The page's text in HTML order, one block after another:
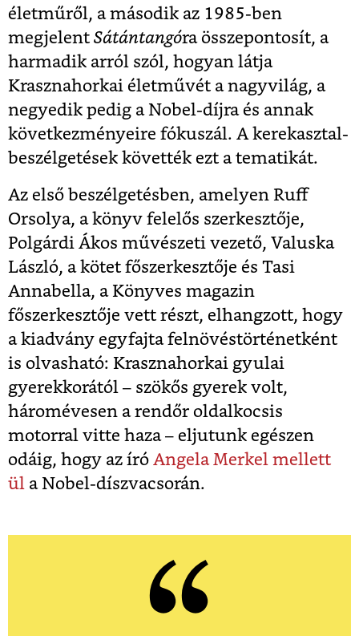
életműről, a második az 1985-ben
megjelent Sátántangóra összepontosít, a
harmadik arról szól, hogyan látja
Krasznahorkai életművét a nagyvilág, a
negyedik pedig a Nobel-díjra és annak
következményeire fókuszál. A kerekasztal-
beszélgetések követték ezt a tematikát.
Az első beszélgetésben, amelyen Ruff
Orsolya, a könyv felelős szerkesztője,
Polgárdi Ákos művészeti vezető, Valuska
László, a kötet főszerkesztője és Tasi
Annabella, a Könyves magazin
főszerkesztője vett részt, elhangzott, hogy
a kiadvány egyfajta felnövéstörténetként
is olvasható: Krasznahorkai gyulai
gyerekkorától – szökős gyerek volt,
háromévesen a rendőr oldalkocsis
motorral vitte haza – eljutunk egészen
odáig, hogy az író Angela Merkel mellett
ül a Nobel-díszvacsorán.